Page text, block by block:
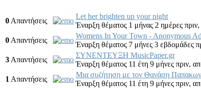
0 Απαντήσεις
Let her brighten up your night
Έναρξη θέματος 1 μήνας 2 ημέρες πριν,
0 Απαντήσεις
Womens In Your Town - Anonymous
Έναρξη θέματος 7 μήνες 3 εβδομάδες
3 Απαντήσεις
ΣΥΝΕΝΤΕΥΞΗ MusicPaper.gr
Έναρξη θέματος 11 έτη 9 μήνες πριν,
1 Απαντήσεις
Μια συζήτηση με τον Θανάση
Έναρξη θέματος 11 έτη 9 μήνες πριν,